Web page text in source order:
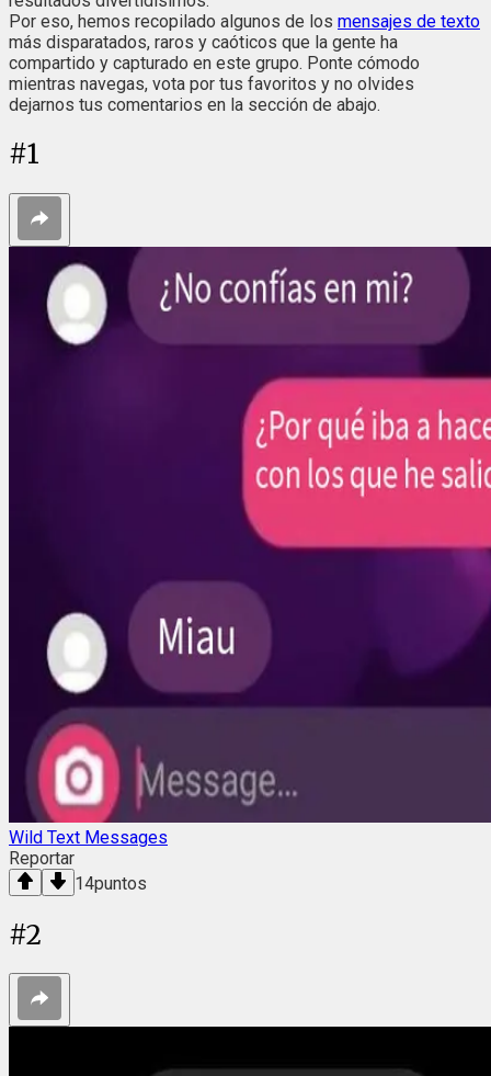
Por eso, hemos recopilado algunos de los mensajes de texto
más disparatados, raros y caóticos que la gente ha
compartido y capturado en este grupo. Ponte cómodo
mientras navegas, vota por tus favoritos y no olvides
dejarnos tus comentarios en la sección de abajo.
#1
Wild Text Messages
Reportar
14puntos
#2